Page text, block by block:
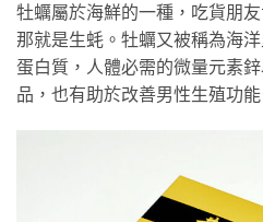
牡蠣屬於海鮮的一種，吃貨朋
那就是生蚝。牡蠣又被稱為海
蛋白質，人體必需的微量元素
品，也有助於改善男性生殖功能